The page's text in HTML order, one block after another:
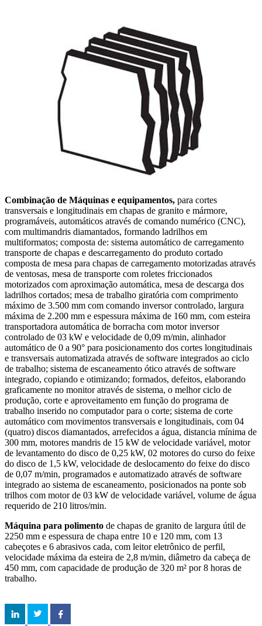
Combinação de Máquinas e equipamentos, para cortes
transversais e longitudinais em chapas de granito e mármore,
programáveis, automáticos através de comando numérico (CNC),
com multimandris diamantados, formando ladrilhos em
multiformatos; composta de: sistema automático de carregamento
transporte de chapas e descarregamento do produto cortado
composta de mesa para chapas de carregamento motorizadas através
de ventosas, mesa de transporte com roletes friccionados
motorizados com aproximação automática, mesa de descarga dos
ladrilhos cortados; mesa de trabalho giratória com comprimento
máximo de 3.500 mm com comando inversor controlado, largura
máxima de 2.200 mm e espessura máxima de 160 mm, com esteira
transportadora automática de borracha com motor inversor
controlado de 03 kW e velocidade de 0,09 m/min, alinhador
automático de 0 a 90° para posicionamento dos cortes longitudinais
e transversais automatizada através de software integrados ao ciclo
de trabalho; sistema de escaneamento ótico através de software
integrado, copiando e otimizando; formados, defeitos, elaborando
graficamente no monitor através de sistema, o melhor ciclo de
produção, corte e aproveitamento em função do programa de
trabalho inserido no computador para o corte; sistema de corte
automático com movimentos transversais e longitudinais, com 04
(quatro) discos diamantados, arrefecidos a água, distancia mínima de
300 mm, motores mandris de 15 kW de velocidade variável, motor
de levantamento do disco de 0,25 kW, 02 motores do curso do feixe
do disco de 1,5 kW, velocidade de deslocamento do feixe do disco
de 0,07 m/min, programados e automatizado através de software
integrado ao sistema de escaneamento, posicionados na ponte sob
trilhos com motor de 03 kW de velocidade variável, volume de água
requerido de 210 litros/min.
Máquina para polimento de chapas de granito de largura útil de
2250 mm e espessura de chapa entre 10 e 120 mm, com 13
cabeçotes e 6 abrasivos cada, com leitor eletrônico de perfil,
velocidade máxima da esteira de 2,8 m/min, diâmetro da cabeça de
450 mm, com capacidade de produção de 320 m² por 8 horas de
trabalho.